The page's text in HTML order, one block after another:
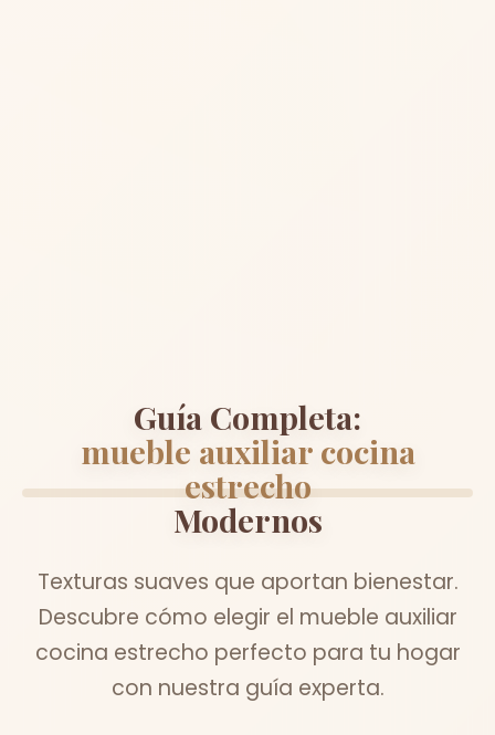
Guía Completa:
mueble auxiliar cocina
estrecho
Modernos
Texturas suaves que aportan bienestar.
Descubre cómo elegir el mueble auxiliar
cocina estrecho perfecto para tu hogar
con nuestra guía experta.